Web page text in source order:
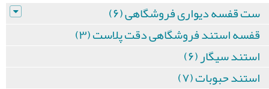
ست قفسه دیواری فروشگاهی (۶)
قفسه استند فروشگاهی دقت پلاست (۳)
استند سیگار (۶)
استند حبوبات (۷)